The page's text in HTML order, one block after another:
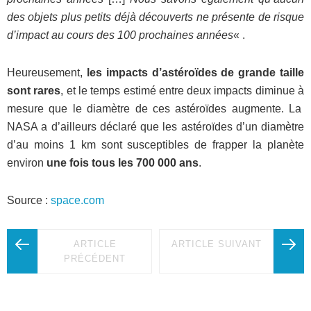
des objets plus petits déjà découverts ne présente de risque
d’impact au cours des 100 prochaines années« .
Heureusement, les impacts d’astéroïdes de grande taille
sont rares, et le temps estimé entre deux impacts diminue à
mesure que le diamètre de ces astéroïdes augmente. La
NASA a d’ailleurs déclaré que les astéroïdes d’un diamètre
d’au moins 1 km sont susceptibles de frapper la planète
environ une fois tous les 700 000 ans.
Source : space.com
ARTICLE
PRÉCÉDENT
ARTICLE SUIVANT